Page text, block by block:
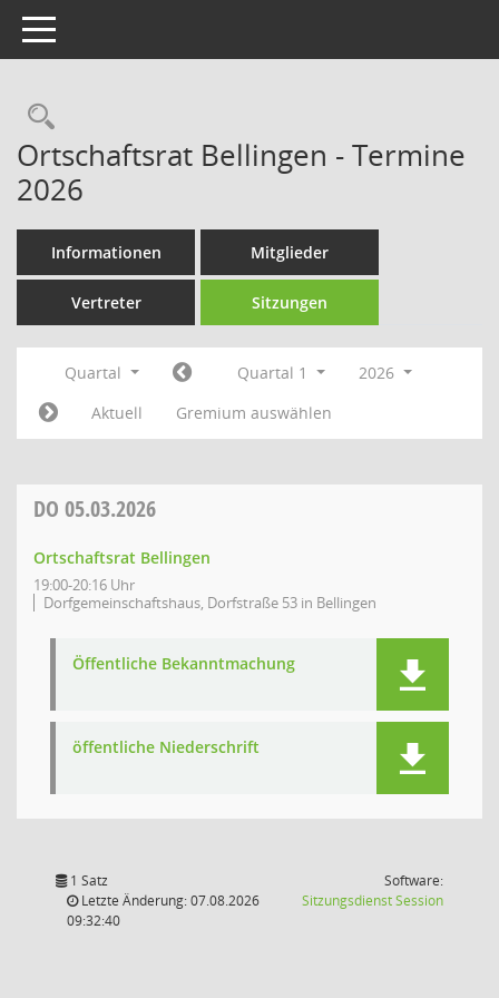
Toggle navigation
Rechercheauswahl
Ortschaftsrat Bellingen - Termine
2026
Informationen Mitglieder
Vertreter Sitzungen
Quartal Quartal 1
2026
Aktuell
Gremium auswählen
DO 05.03.2026
Ortschaftsrat Bellingen
19:00-20:16 Uhr
Dorfgemeinschaftshaus, Dorfstraße 53 in Bellingen
Öffentliche Bekanntmachung
öffentliche Niederschrift
1 Satz
Letzte Änderung: 07.08.2026
09:32:40
Software:
SitzungsdienstSession(Wird in